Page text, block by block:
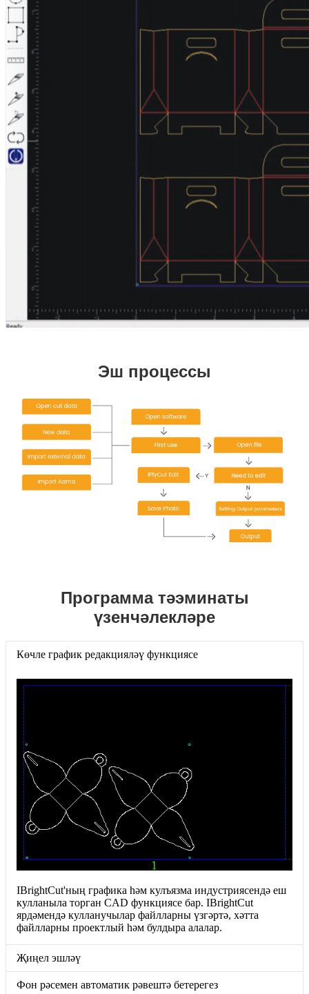
Эш процессы
Программа тәэминаты
үзенчәлекләре
Көчле график редакцияләү функциясе
IBrightCut'ның графика һәм кулъязма индустриясендә еш
кулланыла торган CAD функциясе бар. IBrightCut
ярдәмендә кулланучылар файлларны үзгәртә, хәтта
файлларны проектлый һәм булдыра алалар.
Җиңел эшләү
Фон рәсемен автоматик рәвештә бетерегез